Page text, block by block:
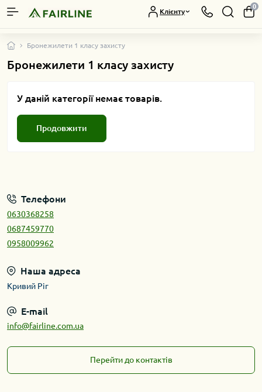
Клієнту
0
Бронежилети 1 класу захисту
Бронежилети 1 класу захисту
У даній категорії немає товарів.
Продовжити
Телефони
0630368258
0687459770
0958009962
Наша адреса
Кривий Ріг
E-mail
info@fairline.com.ua
Перейти до контактів